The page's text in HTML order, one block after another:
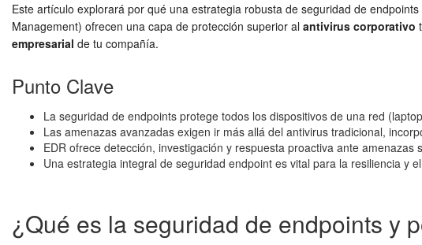
Este artículo explorará por qué una estrategia robusta de seguridad de
Management) ofrecen una capa de protección superior al antivirus corporativo
empresarial de tu compañía.
Punto Clave
La seguridad de endpoints protege todos los dispositivos de una red
Las amenazas avanzadas exigen ir más allá del antivirus tradicional,
EDR ofrece detección, investigación y respuesta proactiva ante
Una estrategia integral de seguridad endpoint es vital para la resiliencia y
¿Qué es la seguridad de endpoints y